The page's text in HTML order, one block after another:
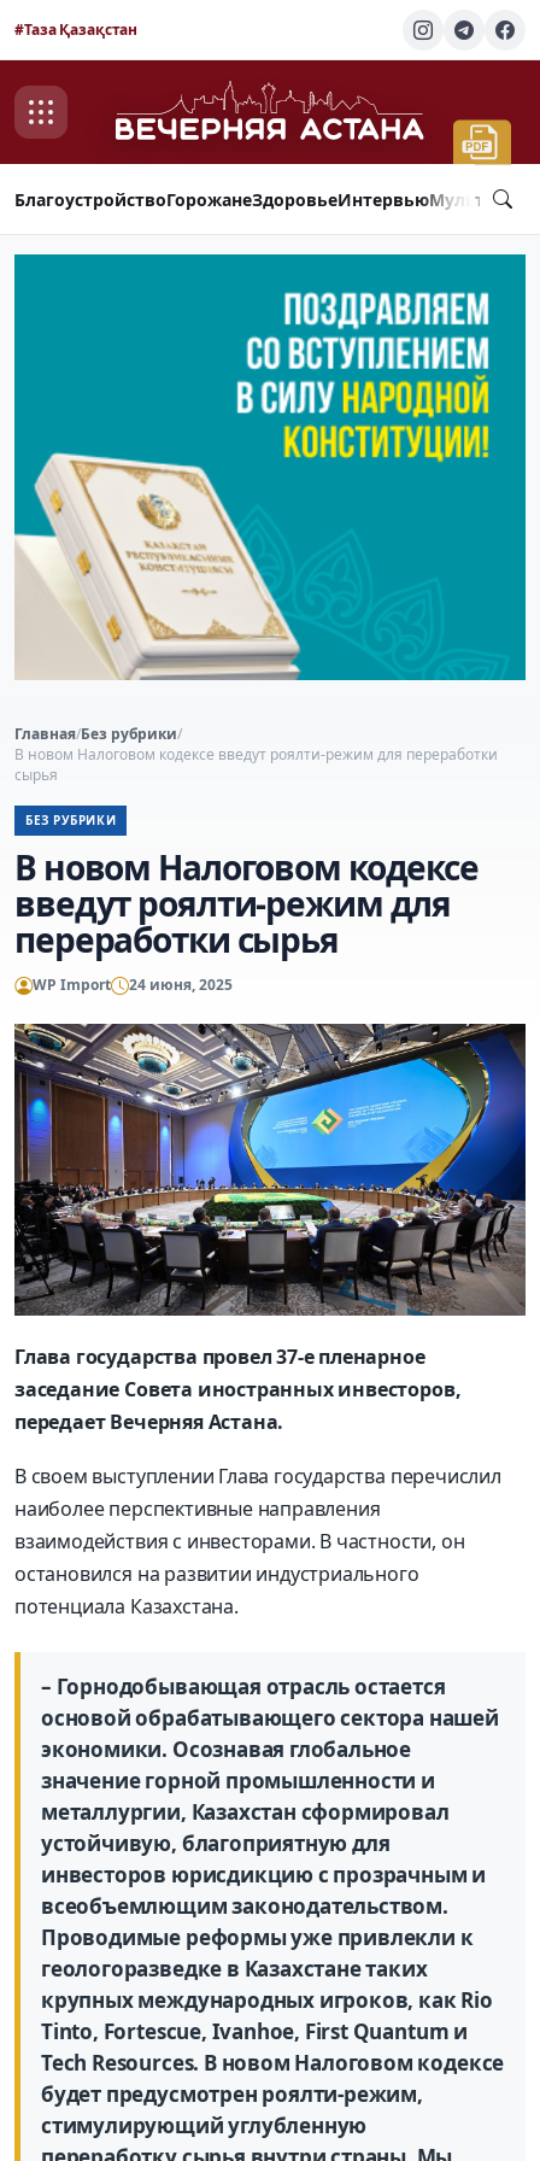
#Таза Қазақстан
БлагоустройствоГорожанеЗдоровьеИнтервью
Главная/Без рубрики/
В новом Налоговом кодексе введут роялти-режим для переработки
сырья
БЕЗ РУБРИКИ
В новом Налоговом кодексе
введут роялти-режим для
переработки сырья
WP Import 24 июня, 2025
Глава государства провел 37-е пленарное
заседание Совета иностранных инвесторов,
передает Вечерняя Астана.
В своем выступлении Глава государства перечислил
наиболее перспективные направления
взаимодействия с инвесторами. В частности, он
остановился на развитии индустриального
потенциала Казахстана.
– Горнодобывающая отрасль остается
основой обрабатывающего сектора нашей
экономики. Осознавая глобальное
значение горной промышленности и
металлургии, Казахстан сформировал
устойчивую, благоприятную для
инвесторов юрисдикцию с прозрачным и
всеобъемлющим законодательством.
Проводимые реформы уже привлекли к
геологоразведке в Казахстане таких
крупных международных игроков, как Rio
Tinto, Fortescue, Ivanhoe, First Quantum и
Tech Resources. В новом Налоговом кодексе
будет предусмотрен роялти-режим,
стимулирующий углубленную